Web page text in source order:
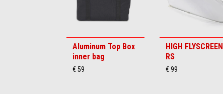
Aluminum Top Box
inner bag
€ 59
HIGH FLYSCREEN
RS
€ 99